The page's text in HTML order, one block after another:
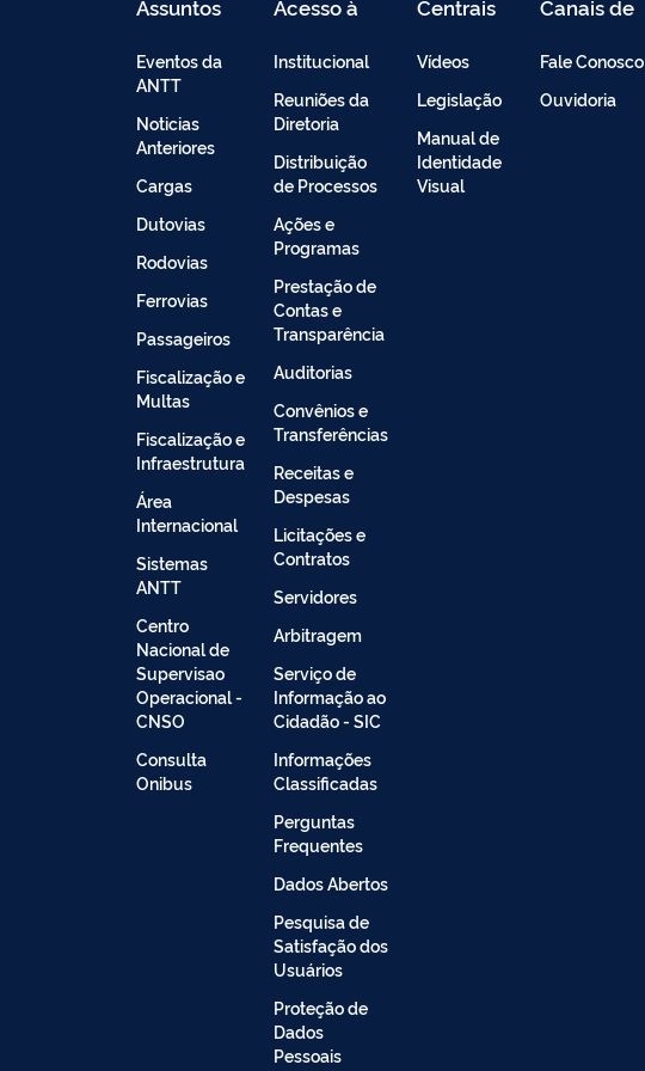
Assuntos
Eventos da
ANTT
Noticias
Anteriores
Cargas
Dutovias
Rodovias
Ferrovias
Passageiros
Fiscalização e
Multas
Fiscalização e
Infraestrutura
Área
Internacional
Sistemas
ANTT
Centro
Nacional de
Supervisao
Operacional -
CNSO
Consulta
Onibus
Acesso à
Institucional
Reuniões da
Diretoria
Distribuição
de Processos
Ações e
Programas
Prestação de
Contas e
Transparência
Auditorias
Convênios e
Transferências
Receitas e
Despesas
Licitações e
Contratos
Servidores
Arbitragem
Serviço de
Informação ao
Cidadão - SIC
Informações
Classificadas
Perguntas
Frequentes
Dados Abertos
Pesquisa de
Satisfação dos
Usuários
Proteção de
Dados
Pessoais
Centrais
Vídeos
Legislação
Manual de
Identidade
Visual
Canais de
Fale Conosco
Ouvidoria